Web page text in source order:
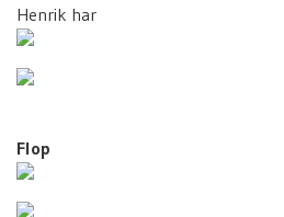
Henrik har
Flop